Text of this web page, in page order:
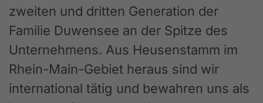
zweiten und dritten Generation der
Familie Duwensee an der Spitze des
Unternehmens. Aus Heusenstamm im
Rhein-Main-Gebiet heraus sind wir
international tätig und bewahren uns als